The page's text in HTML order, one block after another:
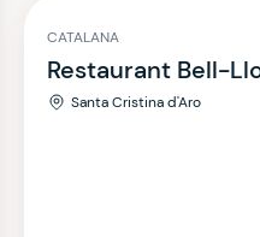
CATALANA
Restaurant Bell-
Santa Cristina d'Aro